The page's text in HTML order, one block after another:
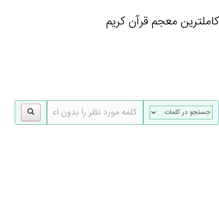
کاملترین معجم قرآن کریم